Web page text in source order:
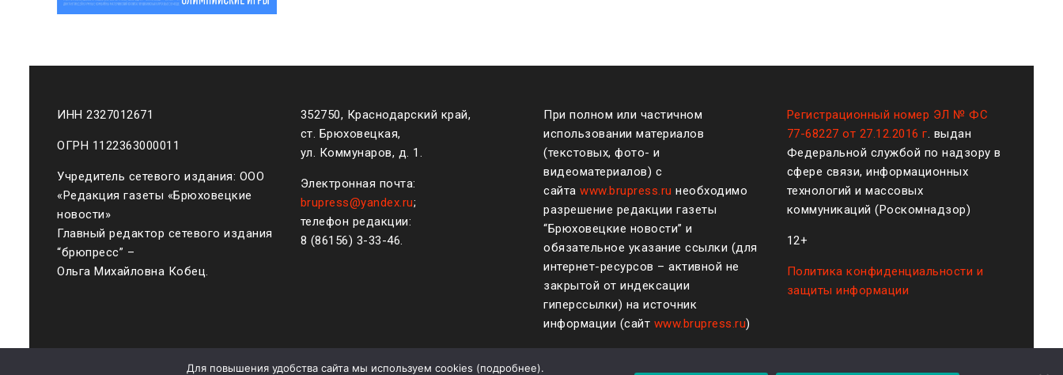
ИНН 2327012671
ОГРН 1122363000011
Учредитель сетевого издания: ООО
«Редакция газеты «Брюховецкие
новости»
Главный редактор сетевого издания
“брюпресс” –
Ольга Михайловна Кобец.
352750, Краснодарский край,
ст. Брюховецкая,
ул. Коммунаров, д. 1.
Электронная почта:
brupress@yandex.ru;
телефон редакции:
8 (861 56) 3-33-46.
При полном или частичном
использовании материалов
(текстовых, фото- и
видеоматериалов) с
сайта www.brupress.ru необходимо
разрешение редакции газеты
“Брюховецкие новости” и
обязательное указание ссылки (для
интернет-ресурсов – активной не
закрытой от индексации
гиперссылки) на источник
информации (сайт www.brupress.ru)
Регистрационный номер ЭЛ № ФС
77-68227 от 27.12.2016 г. выдан
Федеральной службой по надзору в
сфере связи, информационных
технологий и массовых
коммуникаций (Роскомнадзор)
12+
Политика конфиденциальности и
защиты информации
Для повышения удобства сайта мы используем cookies (подробнее).